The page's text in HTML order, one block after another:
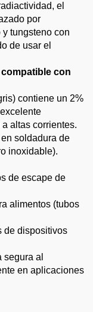
el
por
tungsteno con
de usar el
con
contiene un 2%
altas corrientes.
soldadura de
inoxidable).
de escape de
alimentos (tubos
de dispositivos
al
en aplicaciones